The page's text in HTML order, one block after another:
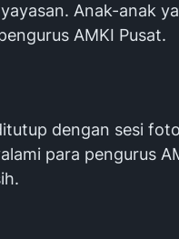
Anak-anak
AMKI Pusat.
dengan sesi
para pengurus